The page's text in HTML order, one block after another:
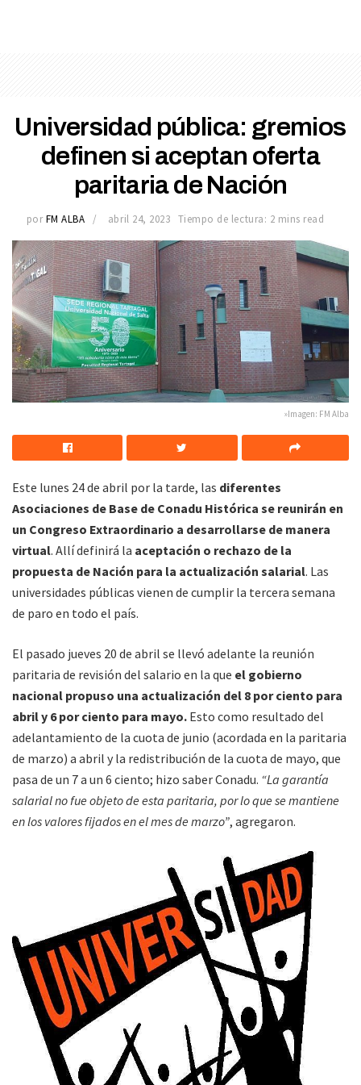
Universidad pública: gremios
definen si aceptan oferta
paritaria de Nación
por FM ALBA abril 24, 2023 Tiempo de lectura: 2 mins read
»Imagen: FM Alba
Este lunes 24 de abril por la tarde, las diferentes
Asociaciones de Base de Conadu Histórica se reunirán en
un Congreso Extraordinario a desarrollarse de manera
virtual. Allí definirá la aceptación o rechazo de la
propuesta de Nación para la actualización salarial. Las
universidades públicas vienen de cumplir la tercera semana
de paro en todo el país.
El pasado jueves 20 de abril se llevó adelante la reunión
paritaria de revisión del salario en la que el gobierno
nacional propuso una actualización del 8 por ciento para
abril y 6 por ciento para mayo. Esto como resultado del
adelantamiento de la cuota de junio (acordada en la paritaria
de marzo) a abril y la redistribución de la cuota de mayo, que
pasa de un 7 a un 6 ciento; hizo saber Conadu. “La garantía
salarial no fue objeto de esta paritaria, por lo que se mantiene
en los valores fijados en el mes de marzo”, agregaron.